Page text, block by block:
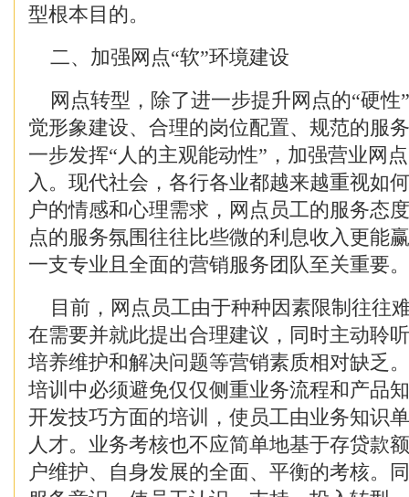
型根本目的。
二、加强网点“软”环境建设
网点转型，除了进一步提升网点的“硬性
觉形象建设、合理的岗位配置、规范的服
一步发挥“人的主观能动性”，加强营业网
入。现代社会，各行各业都越来越重视如
户的情感和心理需求，网点员工的服务态
点的服务氛围往往比些微的利息收入更能
一支专业且全面的营销服务团队至关重要
目前，网点员工由于种种因素限制往往
在需要并就此提出合理建议，同时主动聆
培养维护和解决问题等营销素质相对缺乏
培训中必须避免仅仅侧重业务流程和产品
开发技巧方面的培训，使员工由业务知识
人才。业务考核也不应简单地基于存贷款
户维护、自身发展的全面、平衡的考核。